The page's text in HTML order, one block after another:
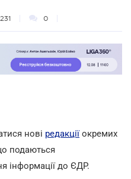
231 0
нові редакції окремих
подаються
інформації до ЄДР.